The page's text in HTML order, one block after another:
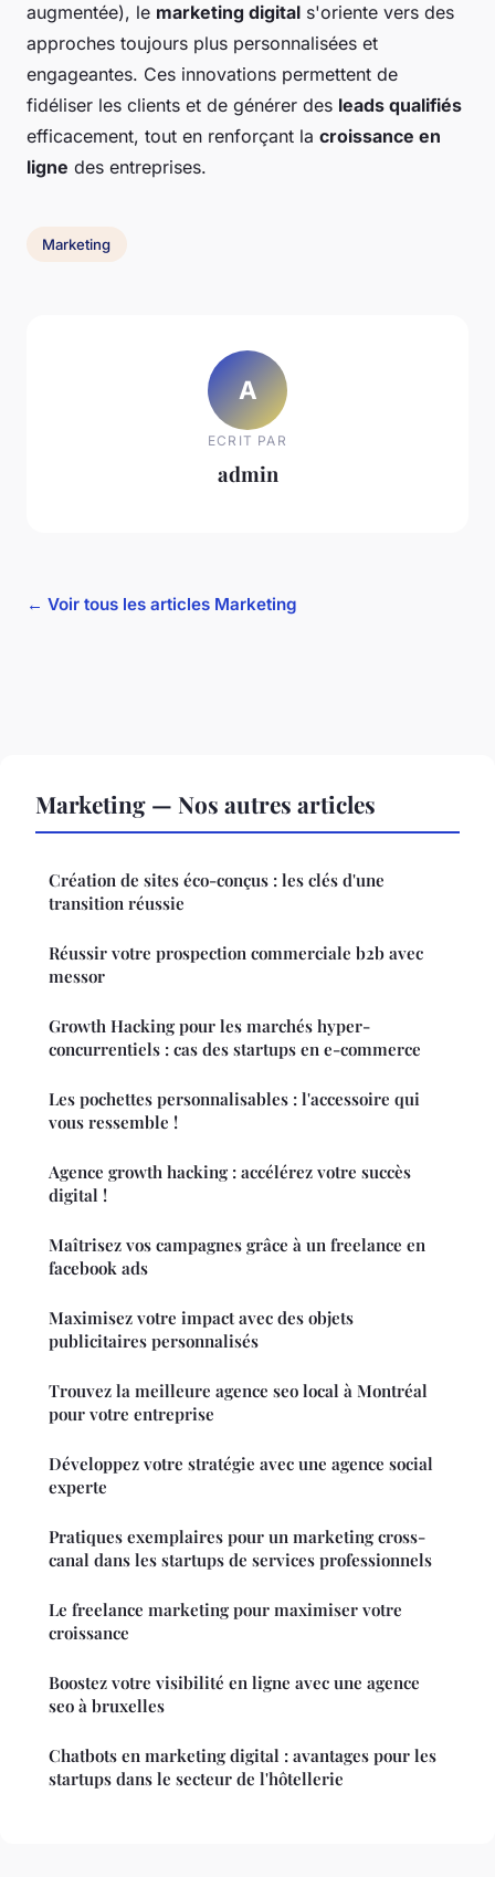
augmentée), le marketing digital s'oriente vers des
approches toujours plus personnalisées et
engageantes. Ces innovations permettent de
fidéliser les clients et de générer des leads qualifiés
efficacement, tout en renforçant la croissance en
ligne des entreprises.
Marketing
A
ECRIT PAR
admin
← Voir tous les articles Marketing
Marketing — Nos autres articles
Création de sites éco-conçus : les clés d'une
transition réussie
Réussir votre prospection commerciale b2b avec
messor
Growth Hacking pour les marchés hyper-
concurrentiels : cas des startups en e-commerce
Les pochettes personnalisables : l'accessoire qui
vous ressemble !
Agence growth hacking : accélérez votre succès
digital !
Maîtrisez vos campagnes grâce à un freelance en
facebook ads
Maximisez votre impact avec des objets
publicitaires personnalisés
Trouvez la meilleure agence seo local à Montréal
pour votre entreprise
Développez votre stratégie avec une agence social
experte
Pratiques exemplaires pour un marketing cross-
canal dans les startups de services professionnels
Le freelance marketing pour maximiser votre
croissance
Boostez votre visibilité en ligne avec une agence
seo à bruxelles
Chatbots en marketing digital : avantages pour les
startups dans le secteur de l'hôtellerie